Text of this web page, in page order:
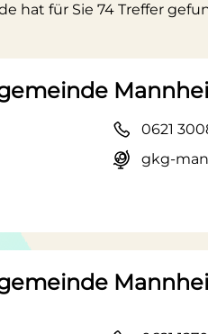
hat für Sie 74 Treffer
0621
gkg-